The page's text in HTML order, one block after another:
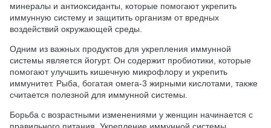
минералы и антиоксиданты, которые помогают укрепить
иммунную систему и защитить организм от вредных
воздействий окружающей среды.
Одним из важных продуктов для укрепления иммунной
системы является йогурт. Он содержит пробиотики, которые
помогают улучшить кишечную микрофлору и укрепить
иммунитет. Рыба, богатая омега-3 жирными кислотами, также
считается полезной для иммунной системы.
Борьба с возрастными изменениями у женщин начинается с